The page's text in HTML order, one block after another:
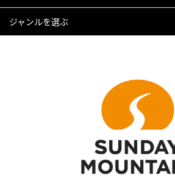
ジャンルを選ぶ